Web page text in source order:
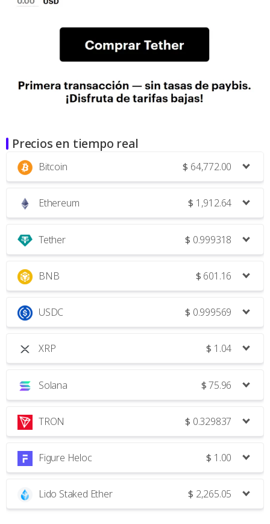
Precios en tiempo real
Bitcoin $ 64,772.00
Ethereum $ 1,912.64
Tether $ 0.999318
BNB $ 601.16
USDC $ 0.999569
XRP $ 1.04
Solana $75.96
TRON $ 0.329837
Figure Heloc $ 1.00
Lido Staked Ether $ 2,265.05